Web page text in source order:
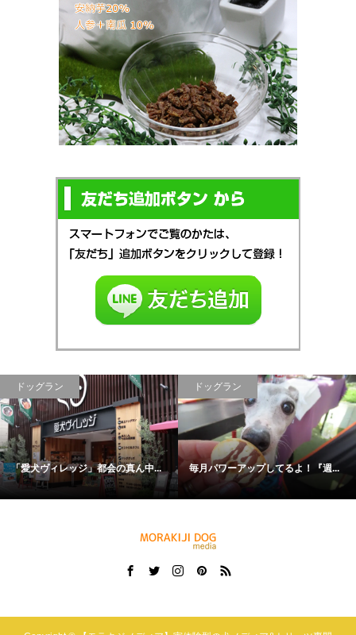
ドッグラン
「愛犬ヴィレッジ」都会の真ん中...
ドッグラン
毎月パワーアップしてるよ！『週...